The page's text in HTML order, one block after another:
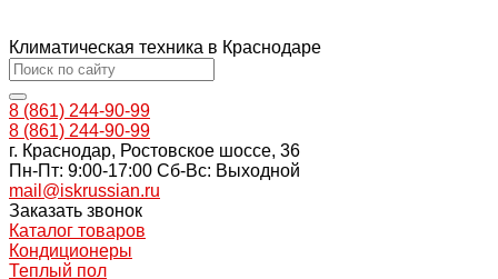
Климатическая техника в Краснодаре
8 (861) 244-90-99
8 (861) 244-90-99
г. Краснодар, Ростовское шоссе, 36
Пн-Пт: 9:00-17:00 Cб-Вс: Выходной
mail@iskrussian.ru
Заказать звонок
Каталог товаров
Кондиционеры
Теплый пол